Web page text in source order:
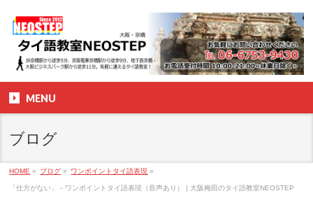
MENU
ブログ
HOME » ブログ » ワンポイントタイ語表現 »
「仕方がない」－ワンポイントタイ語表現（音声あり） | 大阪梅田のタイ語教室NEOSTEP